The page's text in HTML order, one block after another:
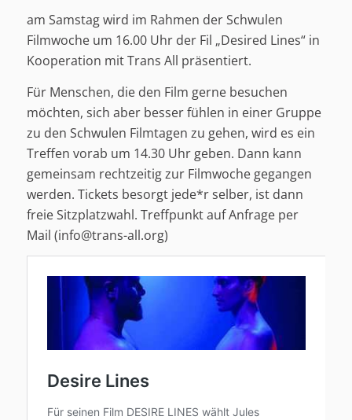
am Samstag wird im Rahmen der Schwulen
Filmwoche um 16.00 Uhr der Fil „Desired Lines“ in
Kooperation mit Trans All präsentiert.
Für Menschen, die den Film gerne besuchen
möchten, sich aber besser fühlen in einer Gruppe
zu den Schwulen Filmtagen zu gehen, wird es ein
Treffen vorab um 14.30 Uhr geben. Dann kann
gemeinsam rechtzeitig zur Filmwoche gegangen
werden. Tickets besorgt jede*r selber, ist dann
freie Sitzplatzwahl. Treffpunkt auf Anfrage per
Mail (info@trans-all.org)